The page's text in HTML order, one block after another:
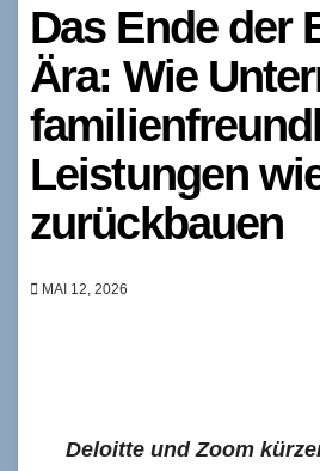
Das Ende der
Ära: Wie
Leistungen
zurückbauen
MAI 12, 2026
Deloitte und Zoom